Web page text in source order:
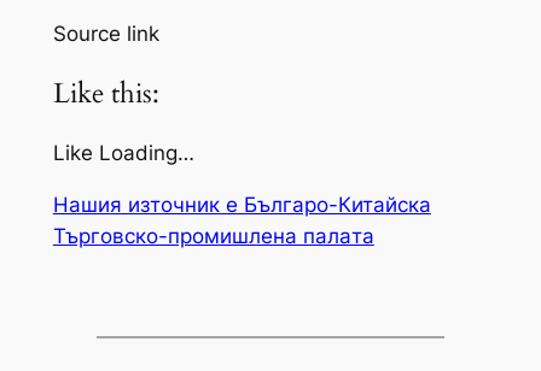
Source link
Like this:
Like Loading…
Нашия източник е Българо-Китайска
Търговско-промишлена палaта